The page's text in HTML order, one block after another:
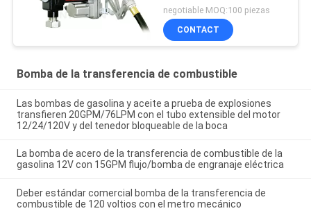
transferencia de los
equipos resistentes de la
bomba para el montaje
negotiable MOQ:100 piezas
CONTACT
Bomba de la transferencia de combustible
Las bombas de gasolina y aceite a prueba de explosiones
transfieren 20GPM/76LPM con el tubo extensible del motor
12/24/120V y del tenedor bloqueable de la boca
La bomba de acero de la transferencia de combustible de la
gasolina 12V con 15GPM flujo/bomba de engranaje eléctrica
Deber estándar comercial bomba de la transferencia de
combustible de 120 voltios con el metro mecánico